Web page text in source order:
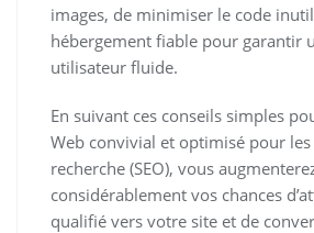
images, de minimiser le code
hébergement fiable pour garantir
utilisateur fluide.
En suivant ces conseils simples
Web convivial et optimisé pour
recherche (SEO), vous
considérablement vos chances
qualifié vers votre site et de